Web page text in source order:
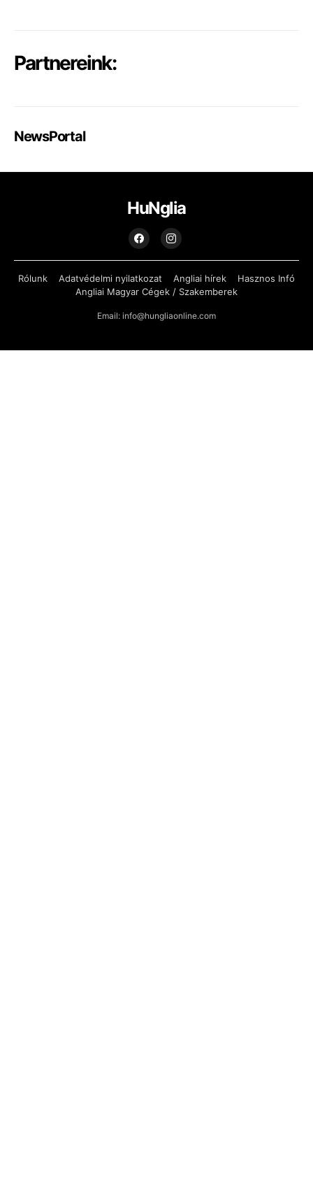
Partnereink:
NewsPortal
HuNglia
Rólunk Adatvédelmi nyilatkozat Angliai hírek
Hasznos Infó
Angliai Magyar Cégek / Szakemberek
Email: info@hungliaonline.com